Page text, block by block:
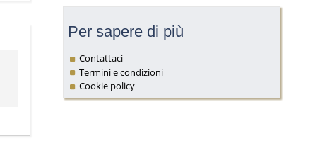
Per sapere di più
Contattaci
Termini e condizioni
Cookie policy